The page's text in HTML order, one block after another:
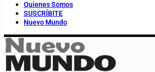
Quienes Somos
SUSCRÍBITE
Nuevo Mundo